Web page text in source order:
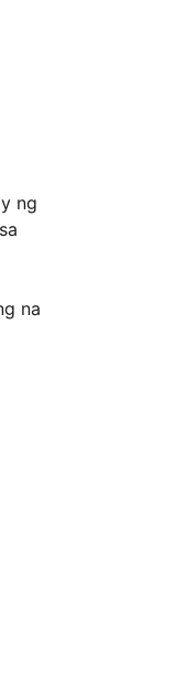
ng
na